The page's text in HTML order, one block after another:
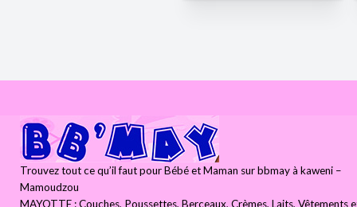
Trouvez tout ce qu’il faut pour Bébé et Maman sur bbmay à kaweni –
Mamoudzou
MAYOTTE : Couches, Poussettes, Berceaux, Crèmes, Laits, Vêtements